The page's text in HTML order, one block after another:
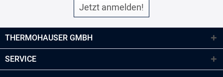
Jetzt anmelden!
THERMOHAUSER GMBH
SERVICE